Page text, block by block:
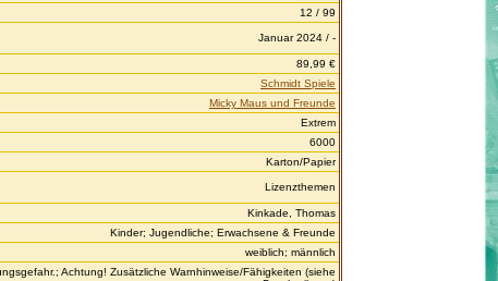
12 / 99
Januar 2024 / -
89,99 €
Schmidt Spiele
Micky Maus und Freunde
Extrem
6000
Karton/Papier
Lizenzthemen
Kinkade, Thomas
Kinder; Jugendliche; Erwachsene & Freunde
weiblich; männlich
Achtung! Zusätzliche Warnhinweise/Fähigkeiten (siehe